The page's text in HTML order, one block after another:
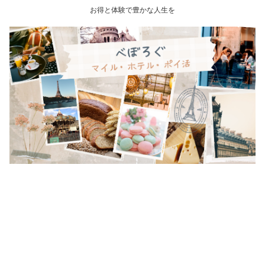
お得と体験で豊かな人生を